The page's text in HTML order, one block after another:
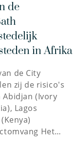
de
in Afrika
de City
zij de risico's
(Ivory
Lagos
Het…